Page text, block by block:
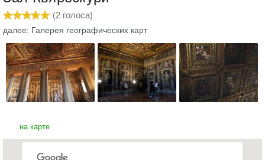
(2 голоса)
далее: Галерея географических карт
на карте